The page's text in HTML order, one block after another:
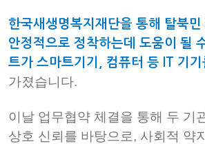
한국새생명복지재단을 통해 탈북민
안정적으로 정착하는데 도움이 될
트가 스마트기기, 컴퓨터 등 IT 기
가졌습니다.
이날 업무협약 체결을 통해 두 기
상호 신뢰를 바탕으로, 사회적 약